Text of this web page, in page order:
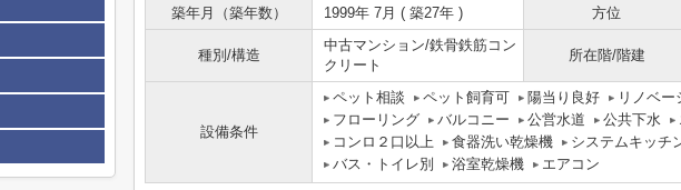
築年月（築年数）
1999年 7月 ( 築27年 ) 方位
種別/構造
中古マンション/鉄骨鉄筋コン
クリート
所在階/階建
設備条件
ペット相談 ペット飼育可 陽当り良好 リノベー
フローリング
バルコニー 公営水道 公共下水
コンロ２口以上
食器洗い乾燥機 システムキッチ
バス・トイレ別
浴室乾燥機 エアコン